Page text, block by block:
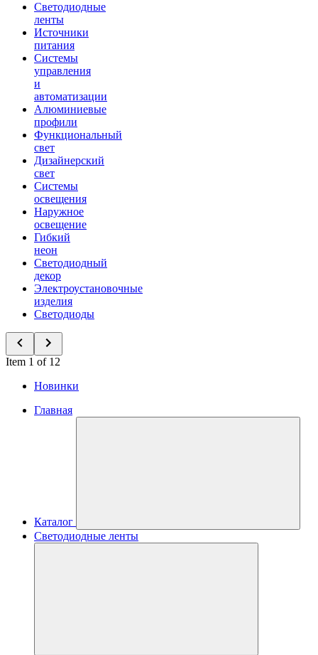
Светодиодные
ленты
Источники
питания
Системы
управления
и
автоматизации
Алюминиевые
профили
Функциональный
свет
Дизайнерский
свет
Системы
освещения
Наружное
освещение
Гибкий
неон
Светодиодный
декор
Электроустановочные
изделия
Светодиоды
Item 1 of 12
Новинки
Главная
Каталог
Светодиодные ленты